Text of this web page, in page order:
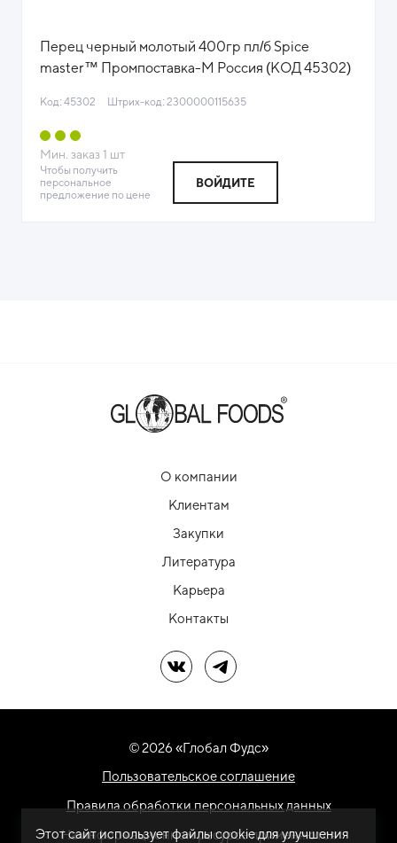
Перец черный молотый 400гр пл/б Spice
master™ Промпоставка-М Россия (КОД 45302)
Код: 45302 Штрих-код: 2300000115635
Мин. заказ 1 шт
Чтобы получить
персональное
предложение по цене
ВОЙДИТЕ
О компании
Клиентам
Закупки
Литература
Карьера
Контакты
Мы в ВКМы в Telegram
© 2026 «Глобал Фудс»
Пользовательское соглашение
Правила обработки персональных данных
На информационном ресурсе применяются
Этот сайт использует файлы cookie для улучшения